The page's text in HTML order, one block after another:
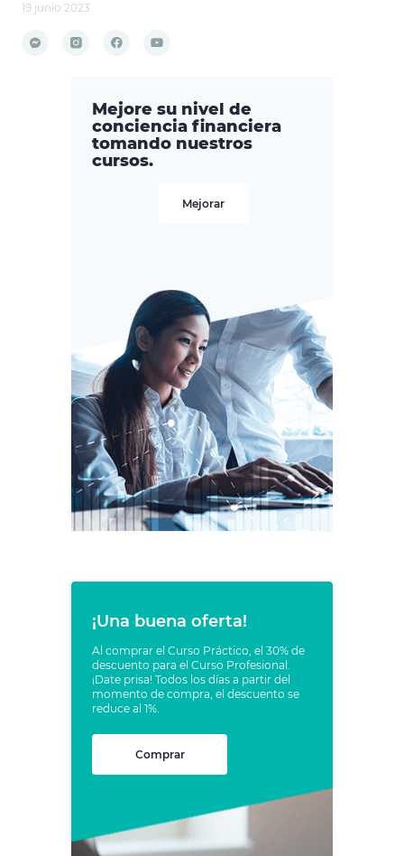
19 junio 2023
Mejore su nivel de
conciencia financiera
tomando nuestros
cursos.
Mejorar
¡Una buena oferta!
Al comprar el Curso Práctico, el 30% de
descuento para el Curso Profesional.
¡Date prisa! Todos los días a partir del
momento de compra, el descuento se
reduce al 1%.
Comprar